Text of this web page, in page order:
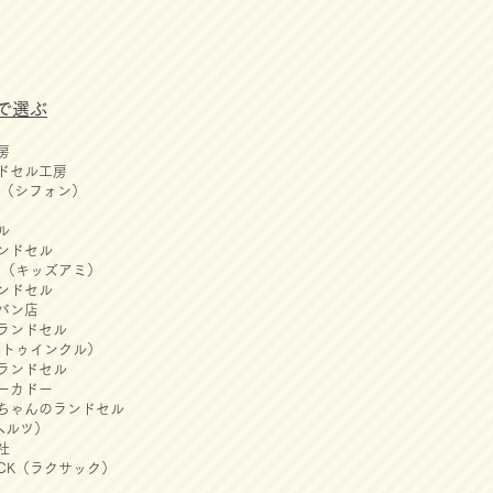
選ぶ
セル工房
シフォン）
ドセル
キッズアミ）
ドセル
ン店
ンドセル
ゥインクル）
ンドセル
カドー
ゃんのランドセル
ツ）
（ラクサック）